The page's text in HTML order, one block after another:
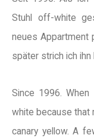
Stuhl off-white
neues Appartment
später strich ich
Since 1996.
white because that
canary yellow. A